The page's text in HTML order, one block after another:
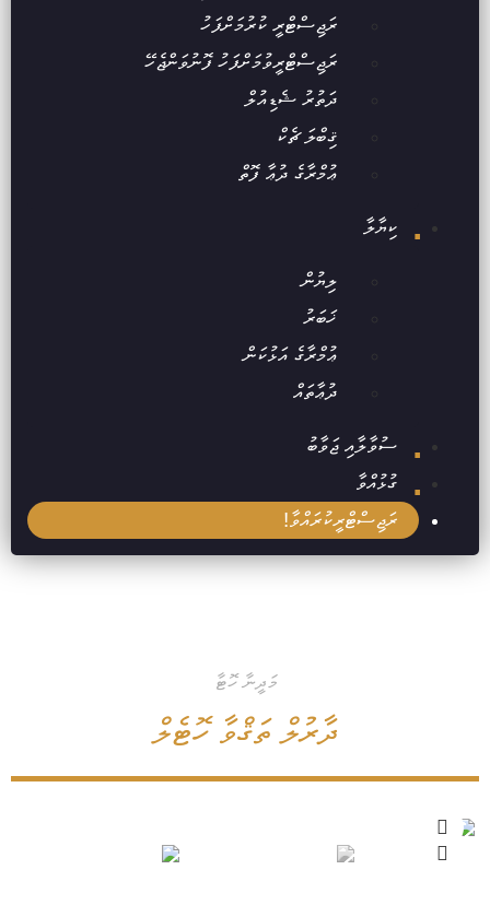
ރަޖިސްޓްރީ ކުރުމަށްފަހު
ރަޖިސްޓްރީވުމަށްފަހު ފޮނުވަންޖެހޭ
ދަތުރު ޝެޑިއުލް
ޤިބްލަ ޗެކް
ޢުމްރާގެ ދުޢާ ފޮތް
ކިޔާލާ
ލިޔުން
ޚަބަރު
ޢުމްރާގެ އަޅުކަން
ދުޢާތައް
ސުވާލާއި ޖަވާބު
ގުޅުއްވާ
ރަޖިސްޓްރީކުރައްވާ!
މަދީނާ ހޮޓާ
ދާރުލް ތަޤްވާ ހޮޓެލް